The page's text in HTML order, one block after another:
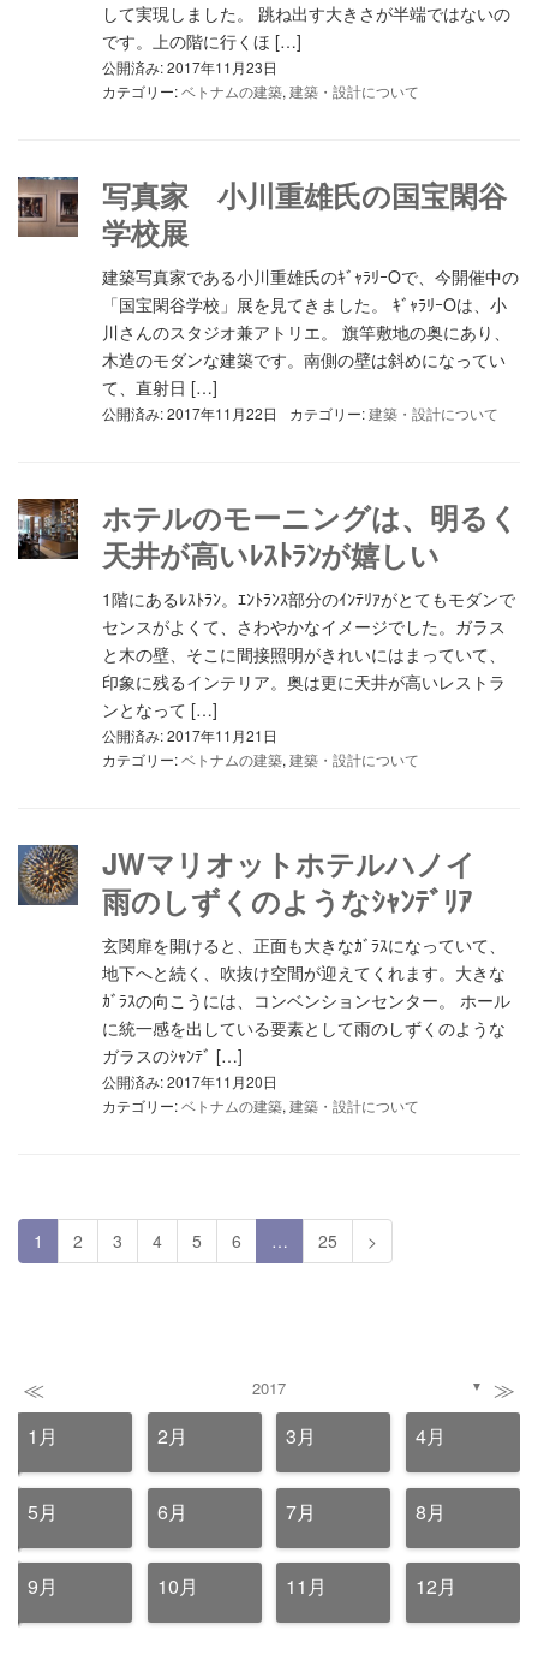
して実現しました。 跳ね出す大きさが半端ではないの
です。上の階に行くほ […]
公開済み: 2017年11月23日
カテゴリー:ベトナムの建築, 建築・設計について
写真家 小川重雄氏の国宝閑谷
学校展
建築写真家である小川重雄氏のｷﾞｬﾗﾘｰOで、今開催中の
「国宝閑谷学校」展を見てきました。 ｷﾞｬﾗﾘｰOは、小
川さんのスタジオ兼アトリエ。 旗竿敷地の奥にあり、
木造のモダンな建築です。南側の壁は斜めになってい
て、直射日 […]
公開済み: 2017年11月22日 カテゴリー:建築・設計について
ホテルのモーニングは、明るく
天井が高いﾚｽﾄﾗﾝが嬉しい
1階にあるﾚｽﾄﾗﾝ。ｴﾝﾄﾗﾝｽ部分のｲﾝﾃﾘｱがとてもモダンで
センスがよくて、さわやかなイメージでした。ガラス
と木の壁、そこに間接照明がきれいにはまっていて、
印象に残るインテリア。奥は更に天井が高いレストラ
ンとなって […]
公開済み: 2017年11月21日
カテゴリー:ベトナムの建築, 建築・設計について
JWマリオットホテルハノイ
雨のしずくのようなｼｬﾝﾃﾞﾘｱ
玄関扉を開けると、正面も大きなｶﾞﾗｽになっていて、
地下へと続く、吹抜け空間が迎えてくれます。大きな
ｶﾞﾗｽの向こうには、コンベンションセンター。 ホール
に統一感を出している要素として雨のしずくのような
ガラスのｼｬﾝﾃﾞ […]
公開済み: 2017年11月20日
カテゴリー:ベトナムの建築, 建築・設計について
1 2 3 4 5 6 … 25 >
≪ 2017 ▼ ≫
1月 2月 3月 4月
5月 6月 7月 8月
9月 10月 11月 12月